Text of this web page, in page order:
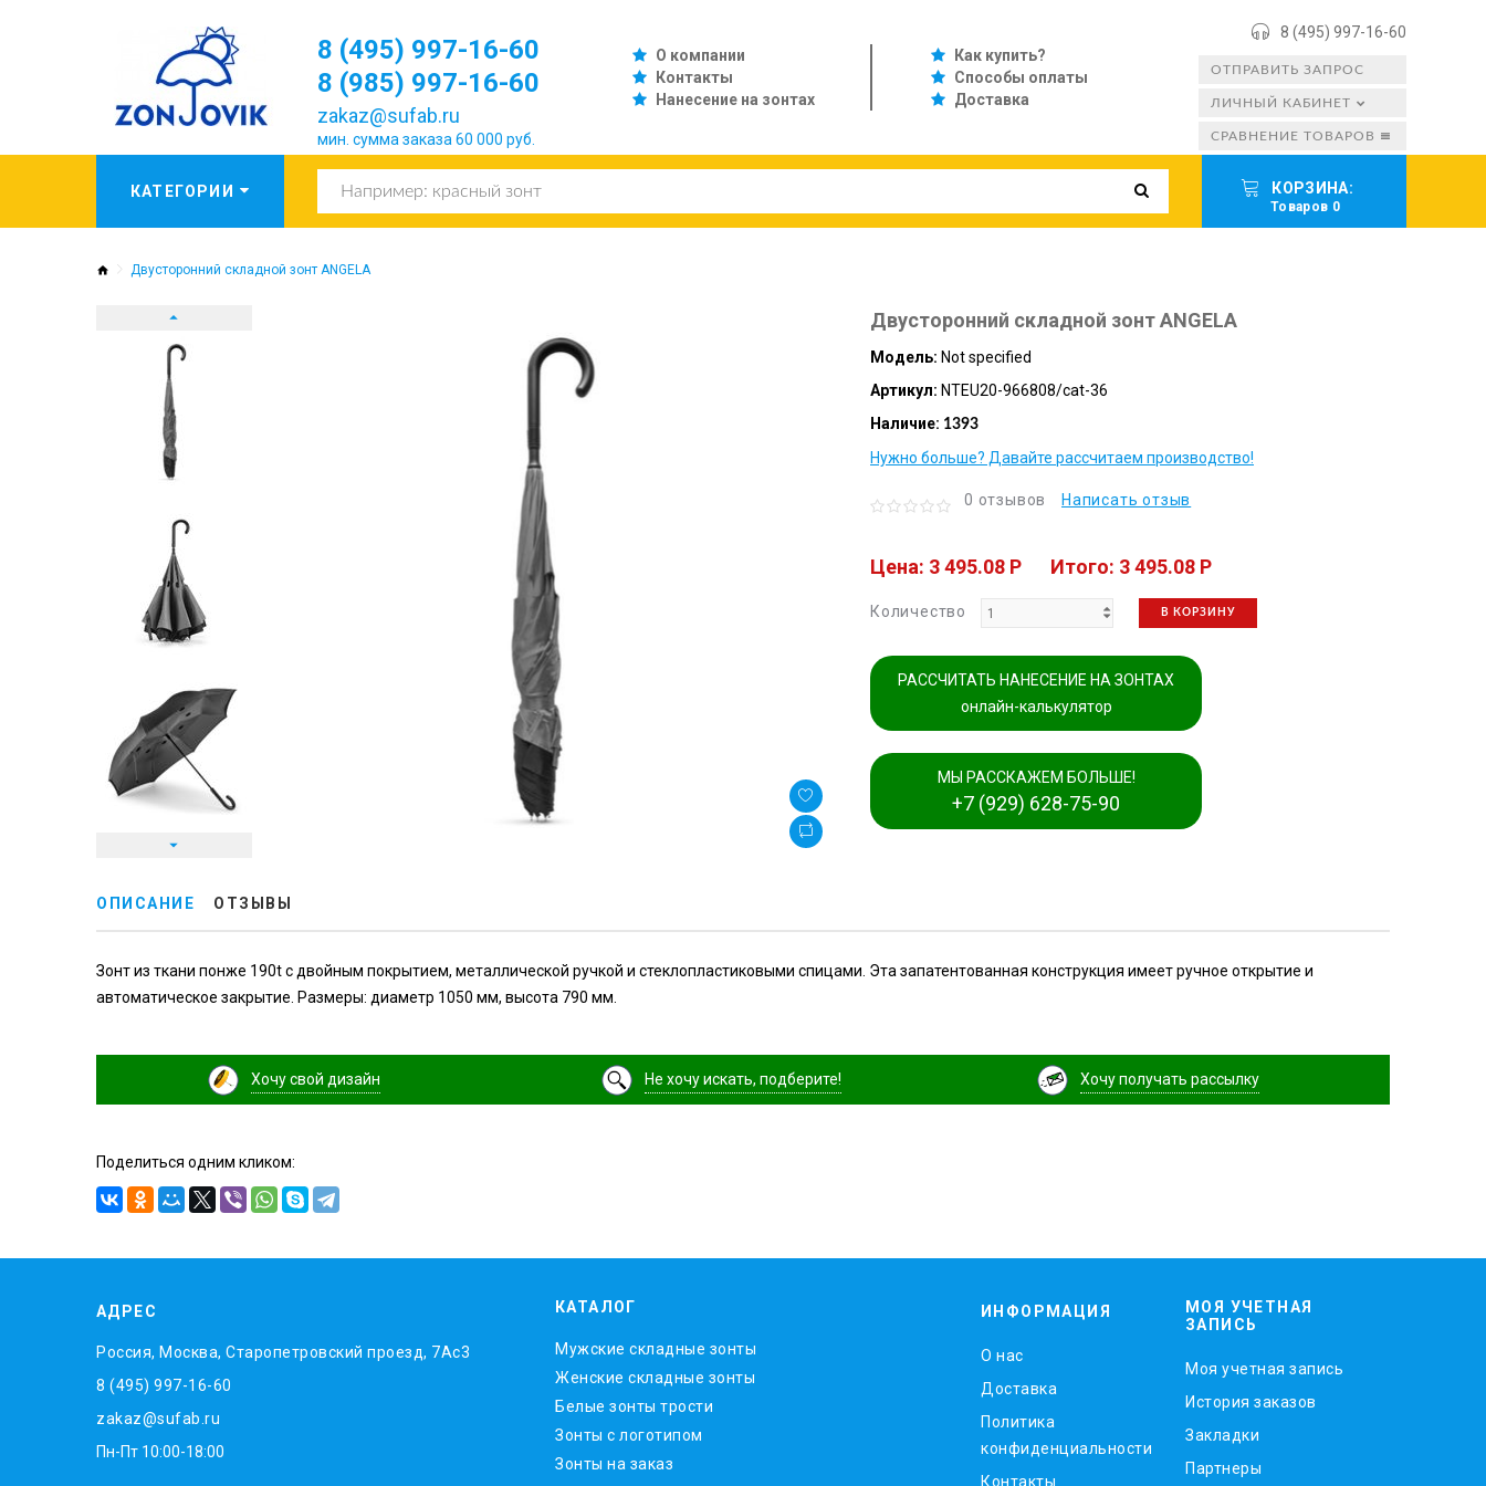
О компании
Контакты
Нанесение на зонтах
Как купить?
Способы оплаты
Доставка
8 (495) 997-16-60
8 (495) 997-16-60
8 (985) 997-16-60
zakaz@sufab.ru
мин. сумма заказа 60 000 руб.
ОТПРАВИТЬ ЗАПРОС
СРАВНЕНИЕ ТОВАРОВ
ЛИЧНЫЙ КАБИНЕТ
КОРЗИНА:
Товаров 0
Двусторонний складной зонт ANGELA
Двусторонний складной зонт ANGELA
Модель: Not specified
Артикул: NTEU20-966808/cat-36
Наличие: 1393
Нужно больше? Давайте рассчитаем производство!
0 отзывов Написать отзыв
Цена: 3 495.08 P Итого: 3 495.08 P
Количество В КОРЗИНУ
РАССЧИТАТЬ НАНЕСЕНИЕ НА ЗОНТАХ
онлайн-калькулятор
МЫ РАССКАЖЕМ БОЛЬШЕ!
+7 (929) 628-75-90
ОПИСАНИЕ ОТЗЫВЫ
Зонт из ткани понже 190t с двойным покрытием, металлической ручкой и стеклопластиковыми спицами. Эта запатентованная конструкция имеет ручное открытие и
автоматическое закрытие. Размеры: диаметр 1050 мм, высота 790 мм.
Хочу свой дизайн Не хочу искать, подберите! Хочу получать рассылку
Поделиться одним кликом:
АДРЕС
Россия, Москва, Старопетровский проезд, 7Ас3
8 (495) 997-16-60
zakaz@sufab.ru
Пн-Пт 10:00-18:00
КАТАЛОГ
Мужские складные зонты
Женские складные зонты
Белые зонты трости
Зонты с логотипом
Зонты на заказ
ИНФОРМАЦИЯ
O нас
Доставка
Политика
конфиденциальности
Контакты
МОЯ УЧЕТНАЯ
ЗАПИСЬ
Моя учетная запись
История заказов
Закладки
Партнеры